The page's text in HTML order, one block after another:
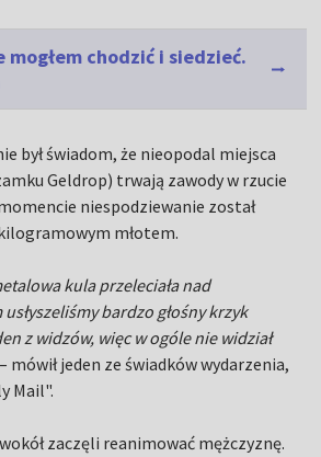
chodzić i siedzieć.
był świadom, że nieopodal miejsca
Geldrop) trwają zawody w rzucie
niespodziewanie został
młotem.
kula przeleciała nad
bardzo głośny krzyk
z widzów, więc w ogóle nie widział
mówił jeden ze świadków wydarzenia,
Mail".
zaczęli reanimować mężczyznę.